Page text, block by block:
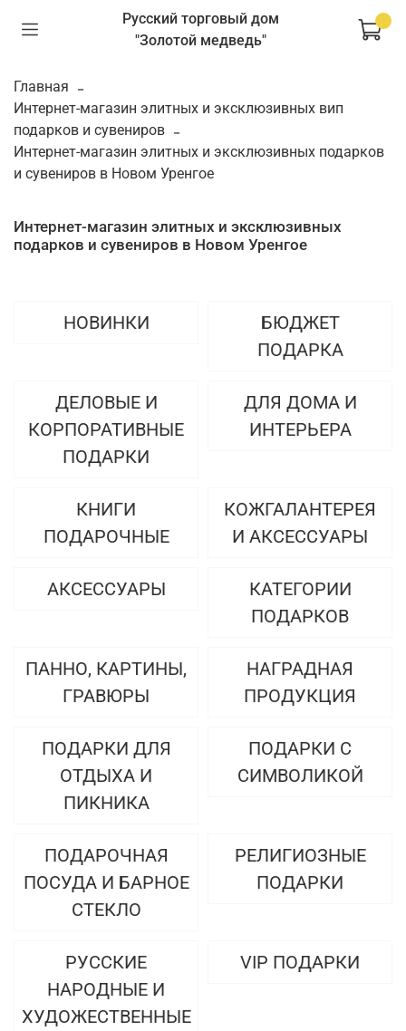
Русский торговый дом
"Золотой медведь"
Главная
Интернет-магазин элитных и эксклюзивных вип
подарков и сувениров
Интернет-магазин элитных и эксклюзивных подарков
и сувениров в Новом Уренгое
Интернет-магазин элитных и эксклюзивных
подарков и сувениров в Новом Уренгое
НОВИНКИ
БЮДЖЕТ
ПОДАРКА
ДЕЛОВЫЕ И
КОРПОРАТИВНЫЕ
ПОДАРКИ
ДЛЯ ДОМА И
ИНТЕРЬЕРА
КНИГИ
ПОДАРОЧНЫЕ
КОЖГАЛАНТЕРЕЯ
И АКСЕССУАРЫ
АКСЕССУАРЫ
КАТЕГОРИИ
ПОДАРКОВ
ПАННО, КАРТИНЫ,
ГРАВЮРЫ
НАГРАДНАЯ
ПРОДУКЦИЯ
ПОДАРКИ ДЛЯ
ОТДЫХА И
ПИКНИКА
ПОДАРКИ С
СИМВОЛИКОЙ
ПОДАРОЧНАЯ
ПОСУДА И БАРНОЕ
СТЕКЛО
РЕЛИГИОЗНЫЕ
ПОДАРКИ
РУССКИЕ
НАРОДНЫЕ И
ХУДОЖЕСТВЕННЫЕ
VIP ПОДАРКИ